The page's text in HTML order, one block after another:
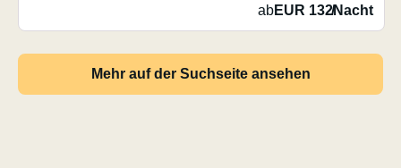
abEUR 132/Nacht
Mehr auf der Suchseite ansehen